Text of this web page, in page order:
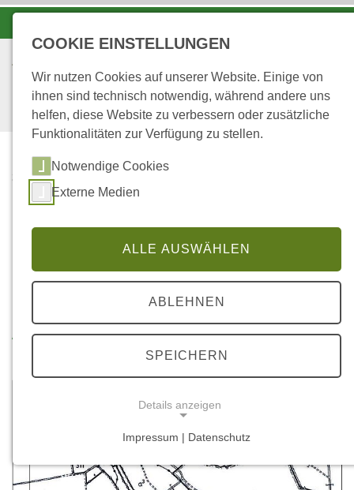
STARTSEITE ...
Lageskizze
Dauerbeobachtungsfläche 308:
Altenkirchen
COOKIE EINSTELLUNGEN
Wir nutzen Cookies auf unserer Website. Einige von
ihnen sind technisch notwendig, während andere uns
helfen, diese Website zu verbessern oder zusätzliche
Funktionalitäten zur Verfügung zu stellen.
Notwendige Cookies
Externe Medien
ALLE AUSWÄHLEN
ABLEHNEN
SPEICHERN
Details anzeigen
Notwendige Cookies ermöglichen grundlegende
Impressum | Datenschutz